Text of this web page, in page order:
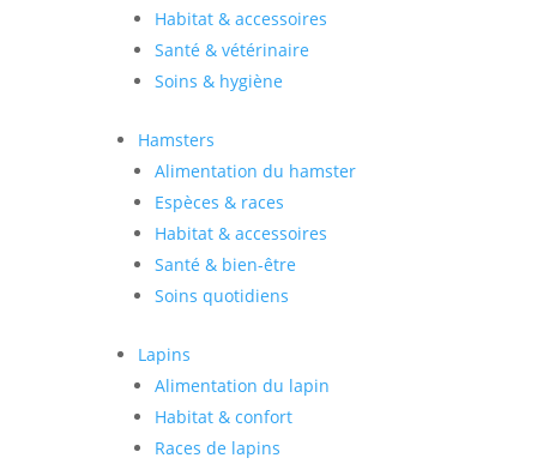
Habitat & accessoires
Santé & vétérinaire
Soins & hygiène
Hamsters
Alimentation du hamster
Espèces & races
Habitat & accessoires
Santé & bien-être
Soins quotidiens
Lapins
Alimentation du lapin
Habitat & confort
Races de lapins